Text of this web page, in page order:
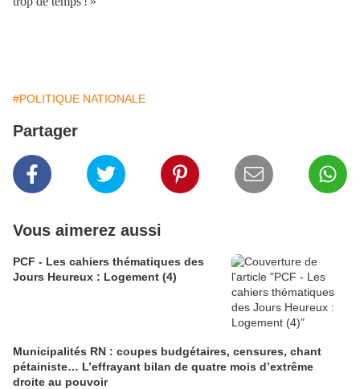
#POLITIQUE NATIONALE
Partager
Vous aimerez aussi
PCF - Les cahiers thématiques des
Jours Heureux : Logement (4)
Municipalités RN : coupes budgétaires, censures, chant
pétainiste… L’effrayant bilan de quatre mois d’extrême
droite au pouvoir